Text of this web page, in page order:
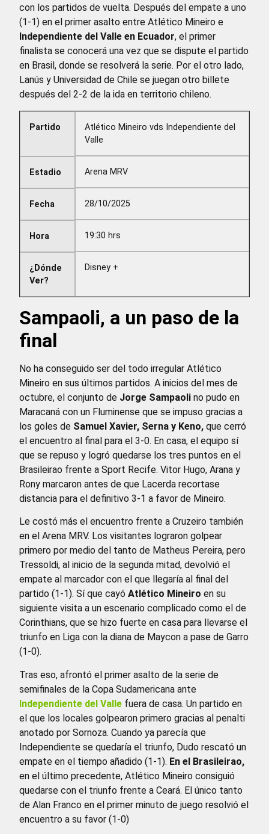
con los partidos de vuelta. Después del empate a uno
(1-1) en el primer asalto entre Atlético Mineiro e
Independiente del Valle en Ecuador, el primer
finalista se conocerá una vez que se dispute el partido
en Brasil, donde se resolverá la serie. Por el otro lado,
Lanús y Universidad de Chile se juegan otro billete
después del 2-2 de la ida en territorio chileno.
Partido
Estadio
Fecha
Hora
¿Dónde
Ver?
Atlético Mineiro vds Independiente del
Valle
Arena MRV
28/10/2025
19:30 hrs
Disney +
Sampaoli, a un paso de la
final
No ha conseguido ser del todo irregular Atlético
Mineiro en sus últimos partidos. A inicios del mes de
octubre, el conjunto de Jorge Sampaoli no pudo en
Maracaná con un Fluminense que se impuso gracias a
los goles de Samuel Xavier, Serna y Keno, que cerró
el encuentro al final para el 3-0. En casa, el equipo sí
que se repuso y logró quedarse los tres puntos en el
Brasileirao frente a Sport Recife. Vitor Hugo, Arana y
Rony marcaron antes de que Lacerda recortase
distancia para el definitivo 3-1 a favor de Mineiro.
Le costó más el encuentro frente a Cruzeiro también
en el Arena MRV. Los visitantes lograron golpear
primero por medio del tanto de Matheus Pereira, pero
Tressoldi, al inicio de la segunda mitad, devolvió el
empate al marcador con el que llegaría al final del
partido (1-1). Sí que cayó Atlético Mineiro en su
siguiente visita a un escenario complicado como el de
Corinthians, que se hizo fuerte en casa para llevarse el
triunfo en Liga con la diana de Maycon a pase de Garro
(1-0).
Tras eso, afrontó el primer asalto de la serie de
semifinales de la Copa Sudamericana ante
Independiente del Valle fuera de casa. Un partido en
el que los locales golpearon primero gracias al penalti
anotado por Sornoza. Cuando ya parecía que
Independiente se quedaría el triunfo, Dudo rescató un
empate en el tiempo añadido (1-1). En el Brasileirao,
en el último precedente, Atlético Mineiro consiguió
quedarse con el triunfo frente a Ceará. El único tanto
de Alan Franco en el primer minuto de juego resolvió el
encuentro a su favor (1-0)